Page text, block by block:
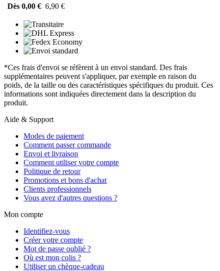
Dès 0,00 € 6,90 €
*Ces frais d'envoi se réfèrent à un envoi standard. Des frais
supplémentaires peuvent s'appliquer, par exemple en raison du
poids, de la taille ou des caractéristiques spécifiques du produit. Ces
informations sont indiquées directement dans la description du
produit.
Aide & Support
Modes de paiement
Comment passer commande
Envoi et livraison
Comment utiliser votre compte
Politique de retour
Promotions et bons d'achat
Clients professionnels
Vous avez d'autres questions ?
Mon compte
Identifiez-vous
Créer votre compte
Mot de passe oublié ?
Où est mon colis ?
Utiliser un chèque-cadeau